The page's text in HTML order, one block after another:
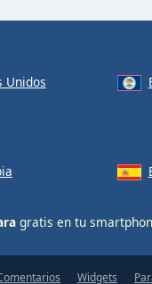
Unidos
gratis en tu
Widgets